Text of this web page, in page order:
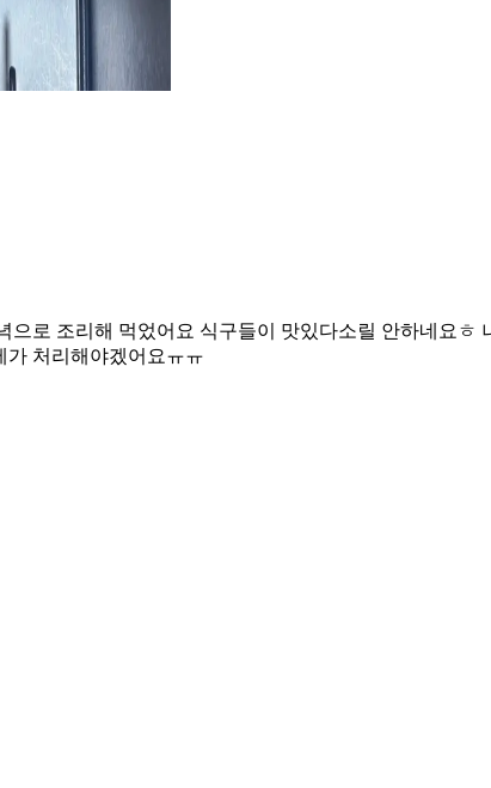
로 조리해 먹었어요 식구들이 맛있다소릴 안하네요
가 처리해야겠어요ㅠㅠ